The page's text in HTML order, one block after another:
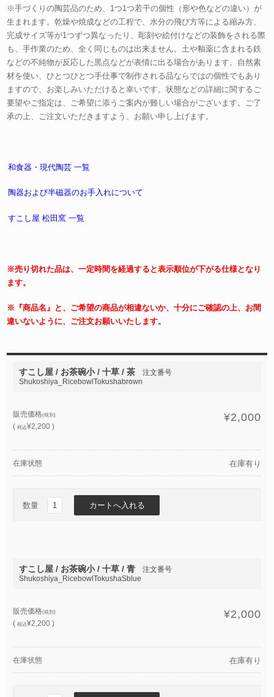
※手づくりの陶芸品のため、1つ1つ若干の個性（形や色などの違い）が
生まれます。乾燥や焼成などの工程で、水分の飛び方等による縮み方、
完成サイズ等が1つずつ異なったり、彫刻や絵付けなどの装飾をされる際
も、手作業のため、全く同じものは出来ません。土や釉薬に含まれる鉄
などの不純物が反応した黒点などが表情に出る場合があります。自然素
材を使い、ひとつひとつ手仕事で制作される品ならではの個性でもあり
ますので、お楽しみいただけると幸いです。状態などの詳細に関するご
要望やご指定は、ご希望に添うご案内が難しい場合がございます。ご了
承の上、ご注文いただきますよう、お願い申し上げます。
和食器・現代陶芸 一覧
陶器および半磁器のお手入れについて
すこし屋 松田窯 一覧
※売り切れた品は、一定時間を経過すると表示順位が下がる仕様となり
ます。
※『商品名』と、ご希望の商品が相違ないか、十分にご確認の上、お間
違いないように、ご注文お願いいたします。
すこし屋 / お茶碗小 / 十草 / 茶
注文番号
Shukoshiya_RicebowlTokushabrown
販売価格(税別)
(税込¥2,200 )
¥2,000
在庫状態 在庫有り
数量
すこし屋 / お茶碗小 / 十草 / 青
注文番号
Shukoshiya_RicebowlTokushaSblue
販売価格(税別)
(税込¥2,200 )
¥2,000
在庫状態 在庫有り